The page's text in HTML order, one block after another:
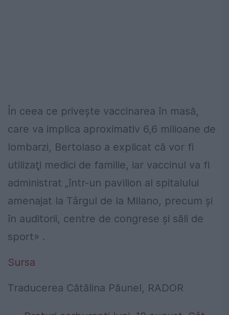
În ceea ce priveşte vaccinarea în masă,
care va implica aproximativ 6,6 milioane de
lombarzi, Bertolaso a explicat că vor fi
utilizaţi medici de familie, iar vaccinul va fi
administrat „într-un pavilion al spitalului
amenajat la Târgul de la Milano, precum și
în auditorii, centre de congrese și săli de
sport» .
Sursa
Traducerea Cătălina Păunel, RADOR